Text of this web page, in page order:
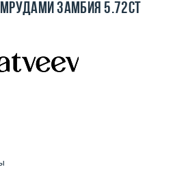
Замбия 5.72ct